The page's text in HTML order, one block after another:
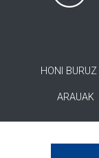
HONI BURUZ
ARAUAK